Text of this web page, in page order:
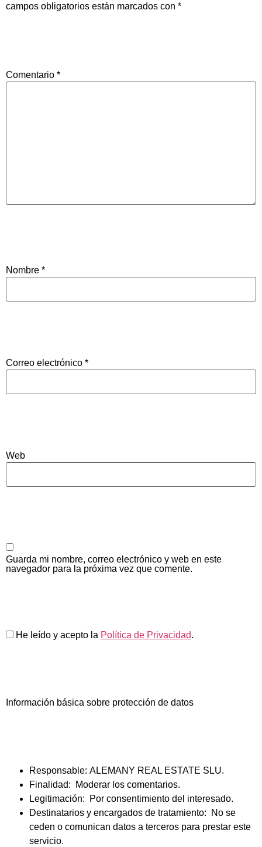
campos obligatorios están marcados con *
Comentario *
Nombre *
Correo electrónico *
Web
Guarda mi nombre, correo electrónico y web en este
navegador para la próxima vez que comente.
He leído y acepto la Política de Privacidad.
Información básica sobre protección de datos
Responsable: ALEMANY REAL ESTATE SLU.
Finalidad: Moderar los comentarios.
Legitimación: Por consentimiento del interesado.
Destinatarios y encargados de tratamiento: No se
ceden o comunican datos a terceros para prestar este
servicio.